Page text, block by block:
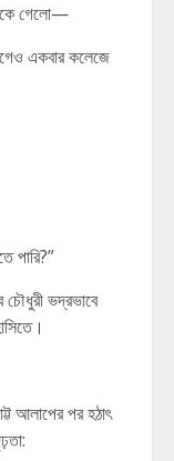
গেলো—
একবার কলেজে
চৌধুরী ভদ্রভাবে
আলাপের পর হঠাৎ